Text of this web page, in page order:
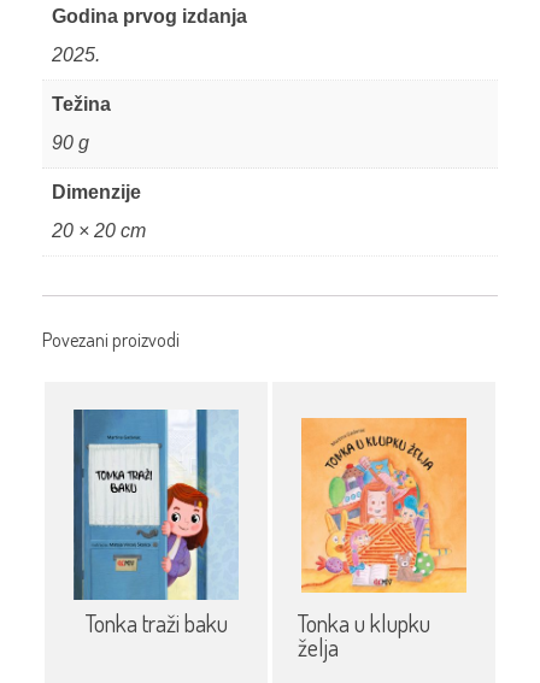
Godina prvog izdanja
2025.
Težina
90 g
Dimenzije
20 × 20 cm
Povezani proizvodi
Tonka traži baku Tonka u klupku
želja